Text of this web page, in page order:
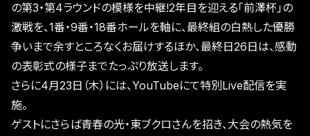
の第3・第4ラウンドの模様を中継!2年目を迎える「前澤杯」の
激戦を、1番・9番・18番ホールを軸に、最終組の白熱した優勝
争いまで余すところなくお届けするほか、最終日26日は、感動
の表彰式の様子までたっぷり放送します。
さらに4月23日（木）には、YouTubeにて特別Live配信を実
施。
ゲストにさらば青春の光・東ブクロさんを招き、大会の熱気を